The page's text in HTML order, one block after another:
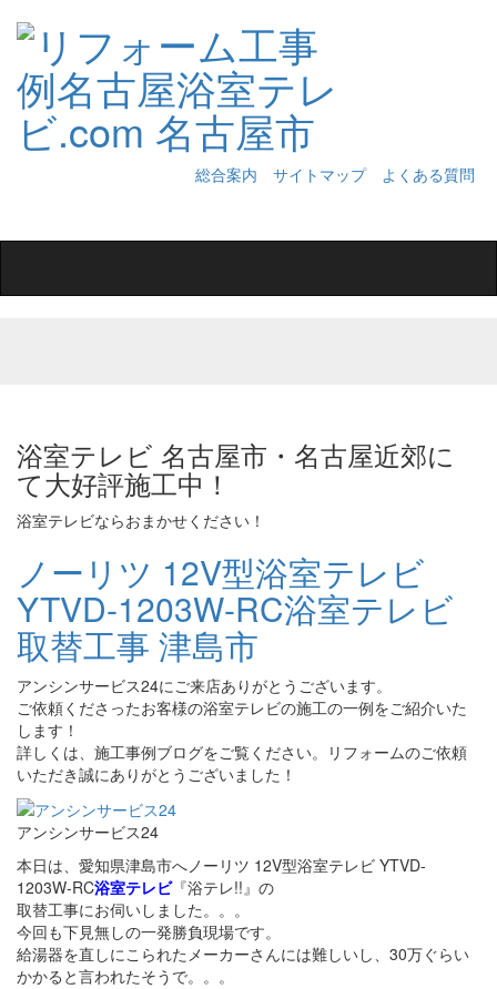
総合案内 サイトマップ
よくある質問
浴室テレビ 名古屋市・名古屋近郊に
て大好評施工中！
浴室テレビならおまかせください！
ノーリツ 12V型浴室テレビ
YTVD-1203W-RC浴室テレビ
取替工事 津島市
アンシンサービス24にご来店ありがとうございます。
ご依頼くださったお客様の浴室テレビの施工の一例をご紹介いた
します！
詳しくは、施工事例ブログをご覧ください。リフォームのご依頼
いただき誠にありがとうございました！
アンシンサービス24
本日は、愛知県津島市へノーリツ 12V型浴室テレビ YTVD-
1203W-RC浴室テレビ『浴テレ!!』の
取替工事にお伺いしました。。。
今回も下見無しの一発勝負現場です。
給湯器を直しにこられたメーカーさんには難しいし、30万ぐらい
かかると言われたそうで。。。